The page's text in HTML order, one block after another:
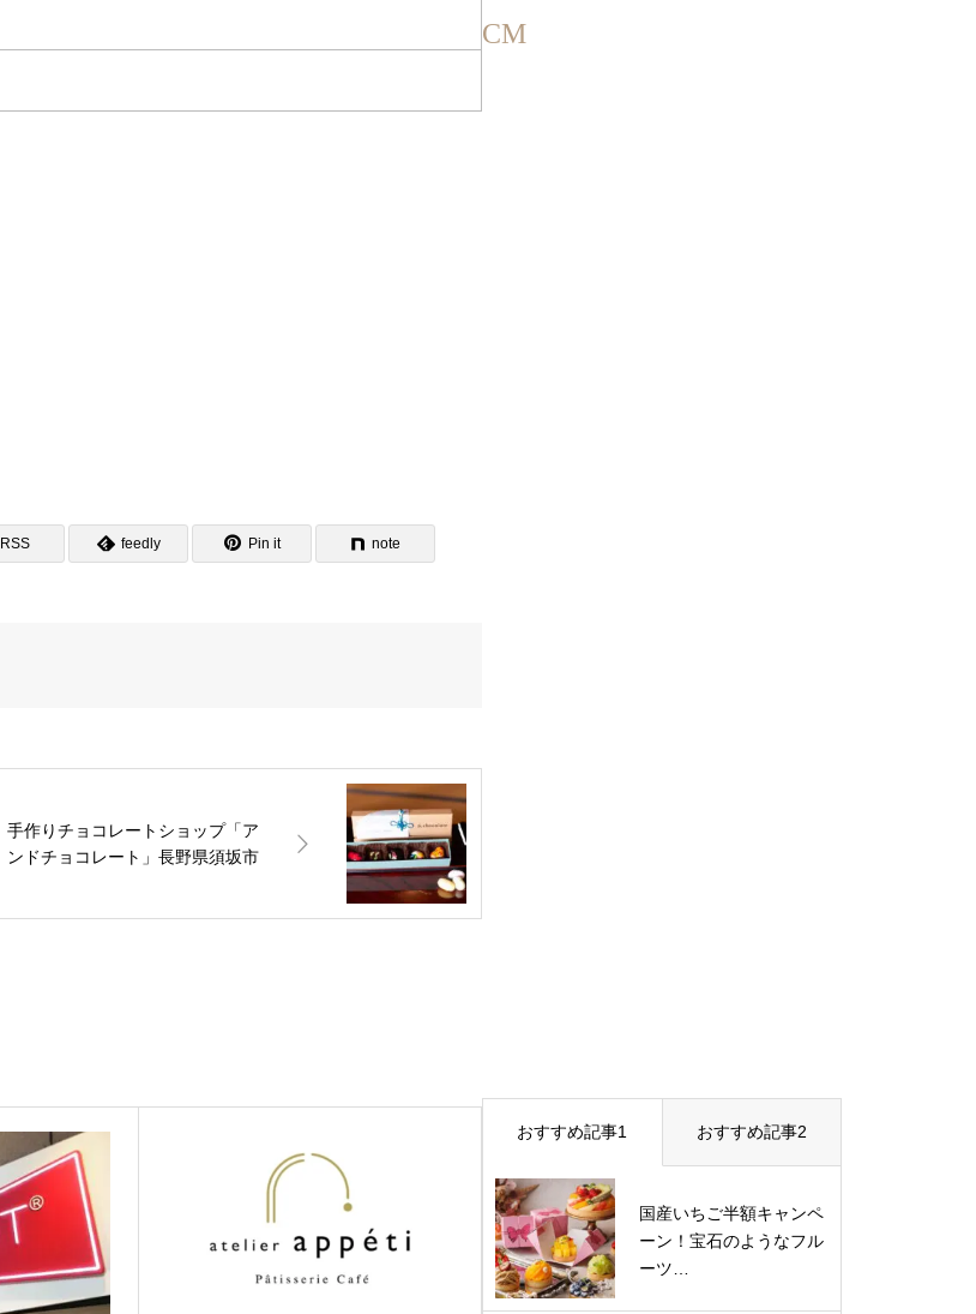
RSS feedly Pin it note
手作りチョコレートショップ「ア
ンドチョコレート」長野県須坂市
CM
おすすめ記事1 おすすめ記事2
国産いちご半額キャンペ
ーン！宝石のようなフル
ーツ…